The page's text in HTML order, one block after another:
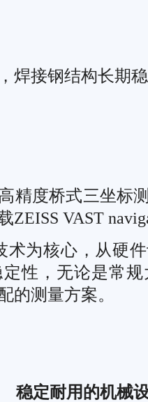
焊接钢结构长期
精度桥式三坐标
ZEISS VAST
术为核心，从硬
性，无论是常
的测量方案。
稳定耐用的机械